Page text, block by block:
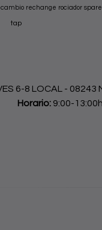
rechange rociador
tap
6-8 LOCAL -
Horario: 9:00-